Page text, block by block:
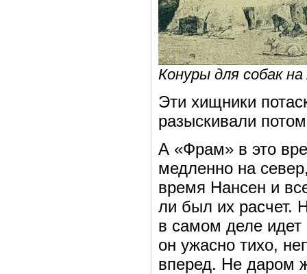
Конуры для собак на
Эти хищники
разыскивали
А «Фрам» в это
медленно на
время Нансен и
ли был их расчет.
в самом деле идет
он ужасно тихо,
вперед. Не даром